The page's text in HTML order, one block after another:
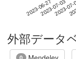
2023-06-272023-07-03
2023-
外部データ